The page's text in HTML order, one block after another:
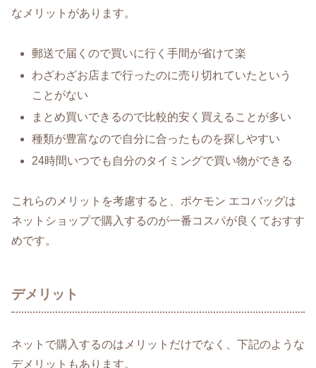
なメリットがあります。
郵送で届くので買いに行く手間が省けて楽
わざわざお店まで行ったのに売り切れていたという
ことがない
まとめ買いできるので比較的安く買えることが多い
種類が豊富なので自分に合ったものを探しやすい
24時間いつでも自分のタイミングで買い物ができる
これらのメリットを考慮すると、ポケモン エコバッグは
ネットショップで購入するのが一番コスパが良くておすす
めです。
デメリット
ネットで購入するのはメリットだけでなく、下記のような
デメリットもあります。